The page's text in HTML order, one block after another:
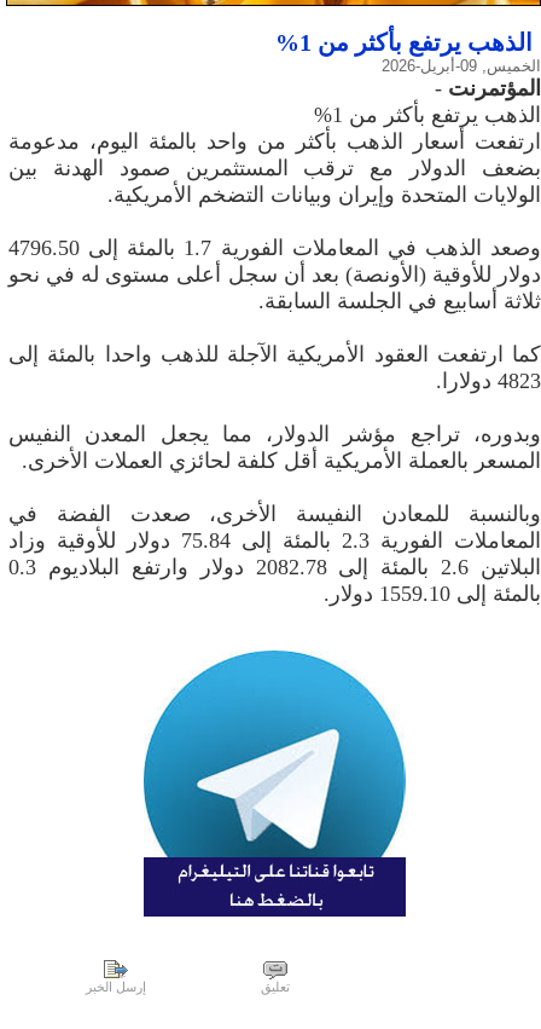
الذهب يرتفع بأكثر من 1%
الخميس, 09-أبريل-2026
المؤتمرنت -
الذهب يرتفع بأكثر من 1%
ارتفعت ‌أسعار الذهب بأكثر من واحد بالمئة اليوم، مدعومة
بضعف الدولار مع ترقب المستثمرين صمود الهدنة بين
الولايات المتحدة وإيران وبيانات التضخم الأمريكية.
وصعد الذهب ‌في المعاملات الفورية 1.7 بالمئة إلى 4796.50
دولار للأوقية (الأونصة) بعد أن سجل أعلى مستوى له في نحو
ثلاثة أسابيع في الجلسة السابقة.
كما ارتفعت العقود الأمريكية الآجلة للذهب واحدا بالمئة إلى
4823 دولارا.
وبدوره، تراجع مؤشر الدولار، مما يجعل المعدن النفيس
المسعر بالعملة الأمريكية أقل ‌كلفة لحائزي العملات الأخرى.
وبالنسبة للمعادن النفيسة الأخرى، صعدت الفضة في
المعاملات الفورية 2.3 بالمئة إلى 75.84 دولار للأوقية وزاد
البلاتين 2.6 بالمئة إلى 2082.78 دولار وارتفع البلاديوم 0.3
بالمئة إلى 1559.10 دولار.
تعليق إرسل الخبر